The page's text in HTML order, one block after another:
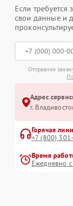
Если требуется
свои данные и
Отправляя
Адрес
г.
Горячая
+7 (800)
Время
Ежедневно